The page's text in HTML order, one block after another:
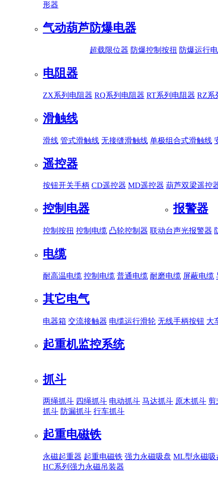
形器
气动葫芦防爆电器
超载限位器 防爆控制按扭 防爆运行
电阻器
ZX系列电阻器 RQ系列电阻器 RT系列电阻器 RZ系
滑触线
滑线 管式滑触线 无接缝滑触线 单极组合式滑触线
遥控器
按钮开关手柄 CD遥控器 MD遥控器 葫芦双梁遥控
控制电器
控制按扭 控制电缆 凸轮控制器 联动台
报警器
声光报警器
电缆
耐高温电缆 控制电缆 普通电缆 耐磨电缆 屏蔽电缆
其它电气
电器箱 交流接触器 电缆运行滑轮 无线手柄按钮 大
起重机监控系统
抓斗
两绳抓斗 四绳抓斗 电动抓斗 马达抓斗 原木抓斗 剪
抓斗 防漏抓斗 行车抓斗
起重电磁铁
永磁起重器 起重电磁铁 强力永磁吸盘 ML型永磁吸
HC系列强力永磁吊装器